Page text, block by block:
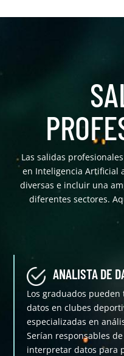
Las salidas
en Inteligencia Artificial
diversas e incluir una
diferentes sectores.
ANALISTA DE
Los graduados
datos en clubes
especializadas en
Serían responsables
interpretar datos para